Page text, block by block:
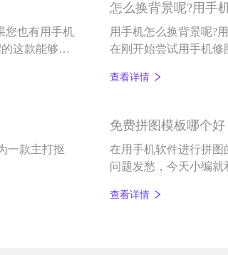
您也有用手机
这款能够一
怎么换背景呢?用手
用手机怎么换背景呢?
在刚开始尝试用手机
查看详情
一款主打抠
免费拼图模板哪个
在用手机软件进行拼
问题发愁，今天小编
查看详情